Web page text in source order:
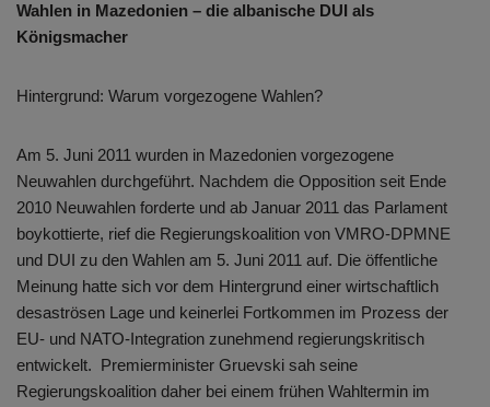
Wahlen in Mazedonien – die albanische DUI als
Königsmacher
Hintergrund: Warum vorgezogene Wahlen?
Am 5. Juni 2011 wurden in Mazedonien vorgezogene
Neuwahlen durchgeführt. Nachdem die Opposition seit Ende
2010 Neuwahlen forderte und ab Januar 2011 das Parlament
boykottierte, rief die Regierungskoalition von VMRO-DPMNE
und DUI zu den Wahlen am 5. Juni 2011 auf. Die öffentliche
Meinung hatte sich vor dem Hintergrund einer wirtschaftlich
desaströsen Lage und keinerlei Fortkommen im Prozess der
EU- und NATO-Integration zunehmend regierungskritisch
entwickelt. Premierminister Gruevski sah seine
Regierungskoalition daher bei einem frühen Wahltermin im